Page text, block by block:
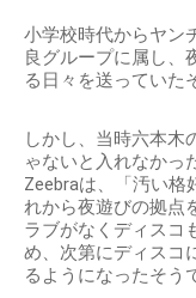
小学校時代からヤン
良グループに属し、
る日々を送っていた
しかし、当時六本木
ゃないと入れなかっ
Zeebraは、「汚い格
れから夜遊びの拠点
ラブがなくディスコ
め、次第にディスコ
るようになったそう